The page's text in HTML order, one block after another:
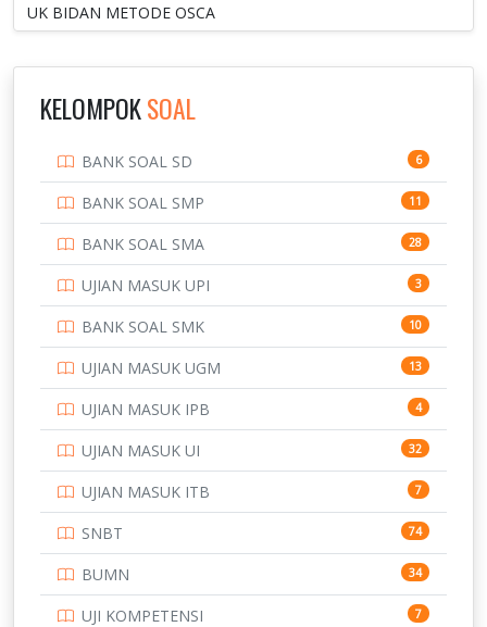
UK BIDAN METODE OSCA
KELOMPOKSOAL
BANK SOAL SD 6
BANK SOAL SMP 11
BANK SOAL SMA 28
UJIAN MASUK UPI 3
BANK SOAL SMK 10
UJIAN MASUK UGM 13
UJIAN MASUK IPB 4
UJIAN MASUK UI 32
UJIAN MASUK ITB 7
SNBT 74
BUMN 34
UJI KOMPETENSI 7